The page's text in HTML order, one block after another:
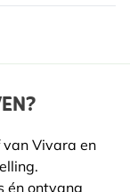
nectar, terwijl
voor
zaden
Vivara en
én ontvang